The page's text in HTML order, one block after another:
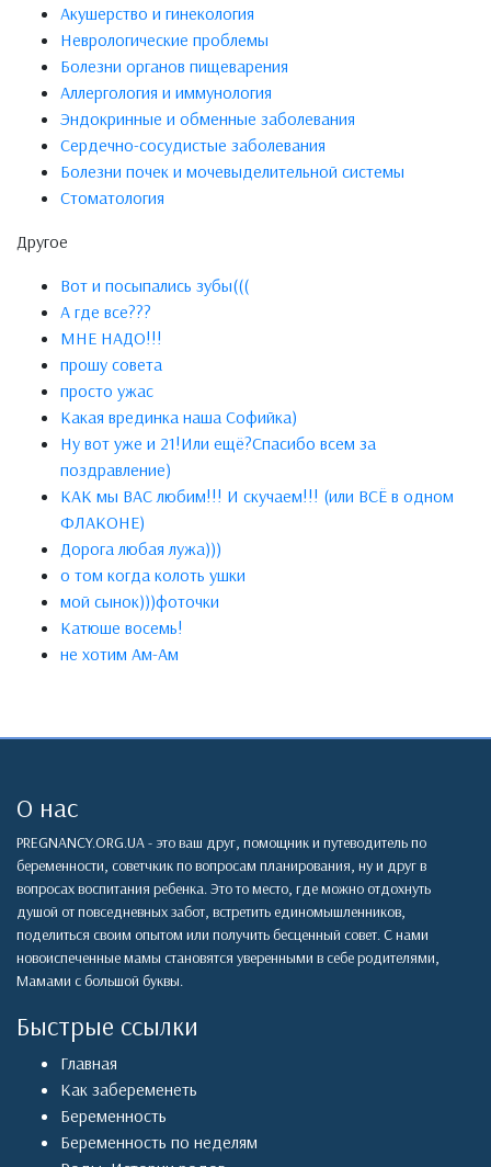
Акушерство и гинекология
Неврологические проблемы
Болезни органов пищеварения
Аллергология и иммунология
Эндокринные и обменные заболевания
Сердечно-сосудистые заболевания
Болезни почек и мочевыделительной системы
Стоматология
Другое
Вот и посыпались зубы(((
А где все???
МНЕ НАДО!!!
прошу совета
просто ужас
Какая врединка наша Софийка)
Ну вот уже и 21!Или ещё?Спасибо всем за
поздравление)
КАК мы ВАС любим!!! И скучаем!!! (или ВСЁ в одном
ФЛАКОНЕ)
Дорога любая лужа)))
о том когда колоть ушки
мой сынок)))фоточки
Катюше восемь!
не хотим Ам-Ам
О нас
PREGNANCY.ORG.UA - это ваш друг, помощник и путеводитель по
беременности, советчкик по вопросам планирования, ну и друг в
вопросах воспитания ребенка. Это то место, где можно отдохнуть
душой от повседневных забот, встретить единомышленников,
поделиться своим опытом или получить бесценный совет. С нами
новоиспеченные мамы становятся уверенными в себе родителями,
Мамами с большой буквы.
Быстрые ссылки
Главная
Как забеременеть
Беременность
Беременность по неделям